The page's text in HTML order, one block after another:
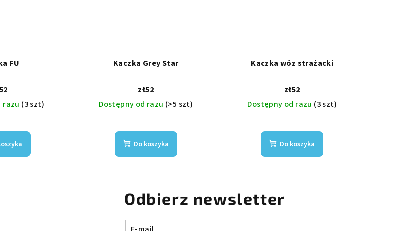
FU
razu (3 szt)
Kaczka Grey Star
zł52
Dostępny od razu (>5 szt)
Do koszyka
Kaczka wóz strażacki
zł52
Dostępny od razu (3 szt)
Do koszyka
Odbierz newsletter